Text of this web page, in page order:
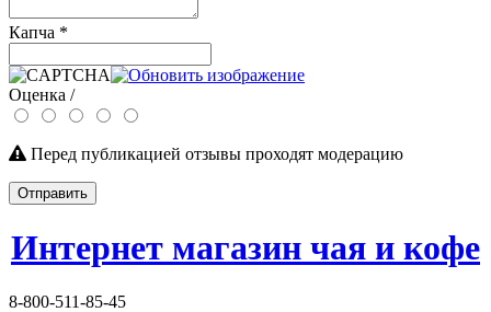
Капча *
Оценка /
Перед публикацией отзывы проходят модерацию
Отправить
Интернет магазин чая и кофе
8-800-511-85-45